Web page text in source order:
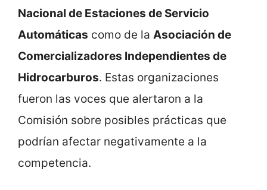
Nacional de Estaciones de Servicio
Automáticas como de la Asociación de
Comercializadores Independientes de
Hidrocarburos. Estas organizaciones
fueron las voces que alertaron a la
Comisión sobre posibles prácticas que
podrían afectar negativamente a la
competencia.